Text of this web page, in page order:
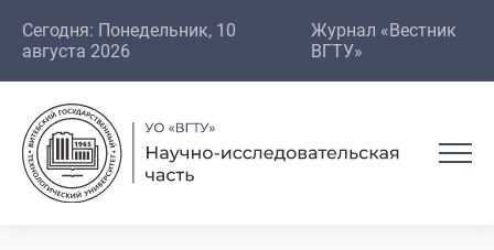
Сегодня: Понедельник, 10
августа 2026
Журнал «Вестник
ВГТУ»